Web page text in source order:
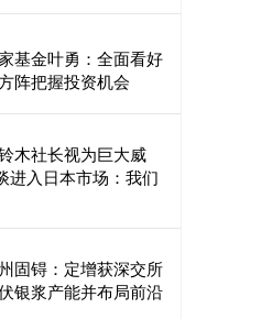
基金叶勇：全面看好
阵把握投资机会
木社长视为巨大威
进入日本市场：我们
固锝：定增获深交所
银浆产能并布局前沿